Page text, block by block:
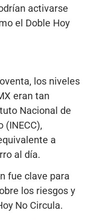
activarse
el Doble Hoy
los niveles
eran tan
Nacional de
(INECC),
a
al día.
fue clave para
los riesgos y
No Circula.